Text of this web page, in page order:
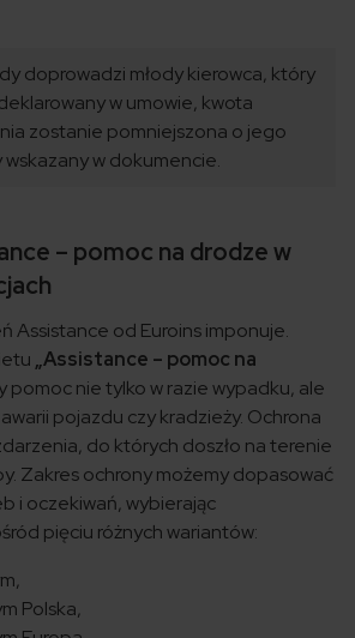
doprowadzi młody kierowca, który
w umowie, kwota
zostanie pomniejszona o jego
wskazany w dokumencie.
– pomoc na drodze w
Assistance od Euroins imponuje.
„Assistance – pomoc na
pomoc nie tylko w razie wypadku, ale
pojazdu czy kradzieży. Ochrona
do których doszło na terenie
Zakres ochrony możemy dopasować
i oczekiwań, wybierając
pięciu różnych wariantów:
Polska,